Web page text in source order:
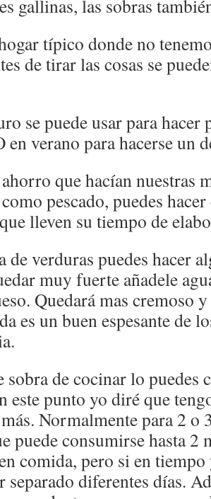
gallinas, las sobras
típico donde no
de tirar las cosas se
se puede usar para hacer
en verano para hacerse un
que hacían nuestras
pescado, puedes
lleven su tiempo de
de verduras puedes hacer
muy fuerte añadele
Quedará mas cremoso
es un buen espesante de
sobra de cocinar lo puedes
este punto yo diré que
Normalmente para 2 o
puede consumirse hasta 2
comida, pero si en tiempo
separado diferentes días.